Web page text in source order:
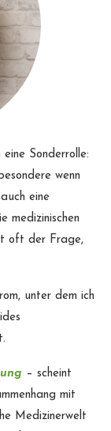
Sonderrolle:
wenn
eine
medizinischen
oft der Frage,
unter dem ich
– scheint
mit
Medizinerwelt